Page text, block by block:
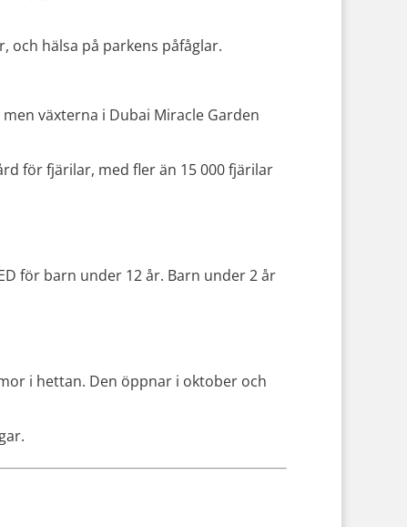
och hälsa på parkens påfåglar.
växterna i Dubai Miracle Garden
för fjärilar, med fler än 15 000 fjärilar
för barn under 12 år. Barn under 2 år
i hettan. Den öppnar i oktober och